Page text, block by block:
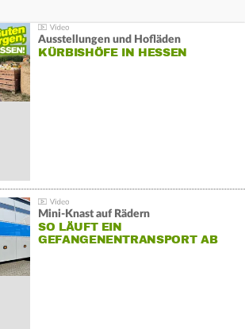
Ausstellungen und Hofläden
KÜRBISHÖFE IN HESSEN
Mini-Knast auf Rädern
SO LÄUFT EIN
GEFANGENENTRANSPORT AB